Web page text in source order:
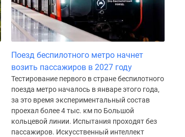
Поезд беспилотного метро начнет
возить пассажиров в 2027 году
Тестирование первого в стране беспилотного
поезда метро началось в январе этого года,
за это время экспериментальный состав
проехал более 4 тыс. км по Большой
кольцевой линии. Испытания проходят без
пассажиров. Искусственный интеллект